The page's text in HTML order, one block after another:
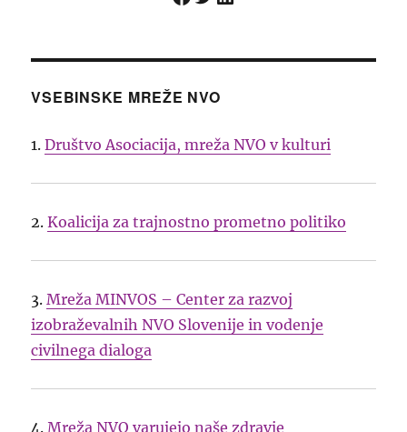
VSEBINSKE MREŽE NVO
1.Društvo Asociacija, mreža NVO v kulturi
2.Koalicija za trajnostno prometno politiko
3.Mreža MINVOS – Center za razvoj
izobraževalnih NVO Slovenije in vodenje
civilnega dialoga
4.Mreža NVO varujejo naše zdravje